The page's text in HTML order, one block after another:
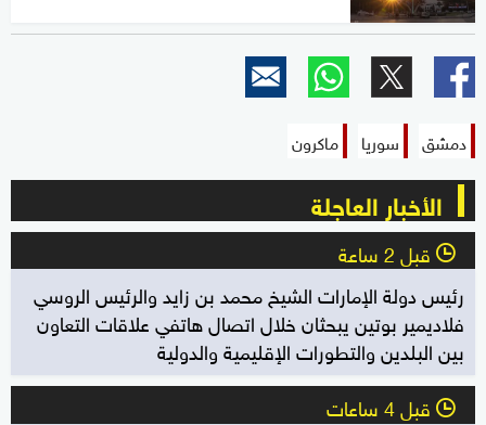
دمشق سوريا ماكرون
الأخبار العاجلة
l قبل 2 ساعة
رئيس دولة الإمارات الشيخ محمد بن زايد والرئيس الروسي
فلاديمير بوتين يبحثان خلال اتصال هاتفي علاقات التعاون
بين البلدين والتطورات الإقليمية والدولية
l قبل 4 ساعات